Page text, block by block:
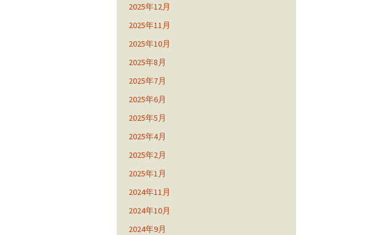
2025年12月
2025年11月
2025年10月
2025年8月
2025年7月
2025年6月
2025年5月
2025年4月
2025年2月
2025年1月
2024年11月
2024年10月
2024年9月